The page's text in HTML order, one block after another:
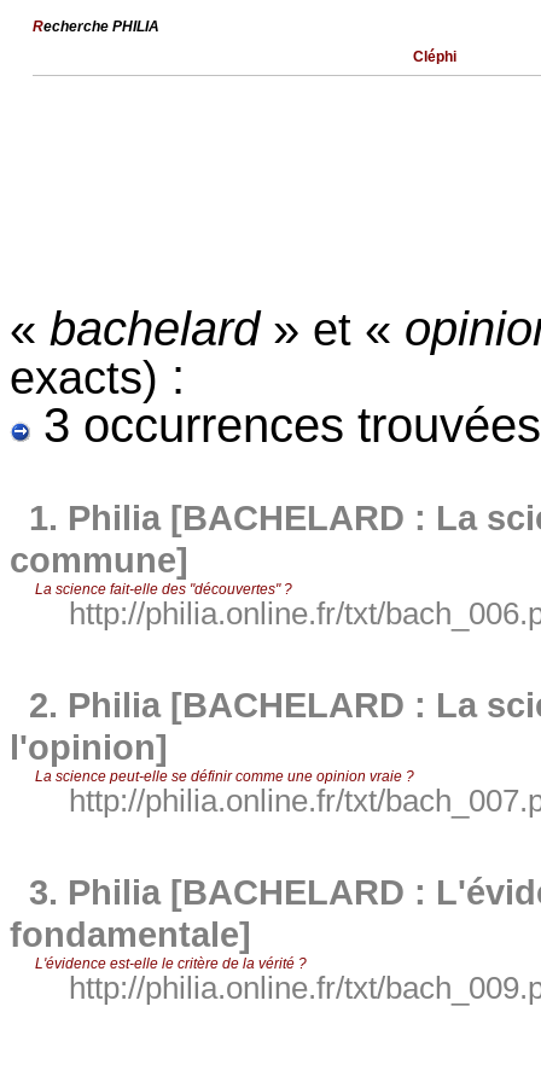
Recherche PHILIA
Cléphi
« bachelard » et «
exacts) :
3 occurrences
1. Philia [BACHELARD : La
commune]
La science fait-elle des "découvertes" ?
http://philia.online.fr/txt/
2. Philia [BACHELARD : La
l'opinion]
La science peut-elle se définir comme une opinion vraie ?
http://philia.online.fr/txt/
3. Philia [BACHELARD :
fondamentale]
L'évidence est-elle le critère de la vérité ?
http://philia.online.fr/txt/